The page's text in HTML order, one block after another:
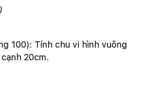
100): Tính chu vi hình vuông
20cm.